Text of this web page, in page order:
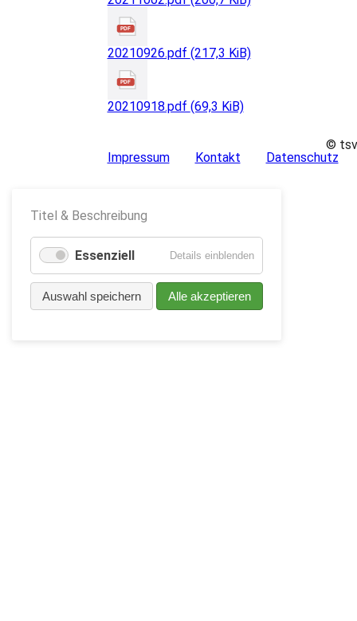
20210926.pdf (217,3 KiB)
20210918.pdf (69,3 KiB)
©
Impressum
Kontakt Datenschutz
Titel & Beschreibung
Essenziell Details einblendenfür
Essenziell
Auswahl speichern Alle akzeptieren